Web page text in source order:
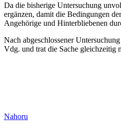
Da die bisherige Untersuchung
ergänzen, damit die Bedingungen
Angehörige und Hinterbliebenen
Nach abgeschlossener
Vdg. und trat die Sache gleichzeitig
Nahoru